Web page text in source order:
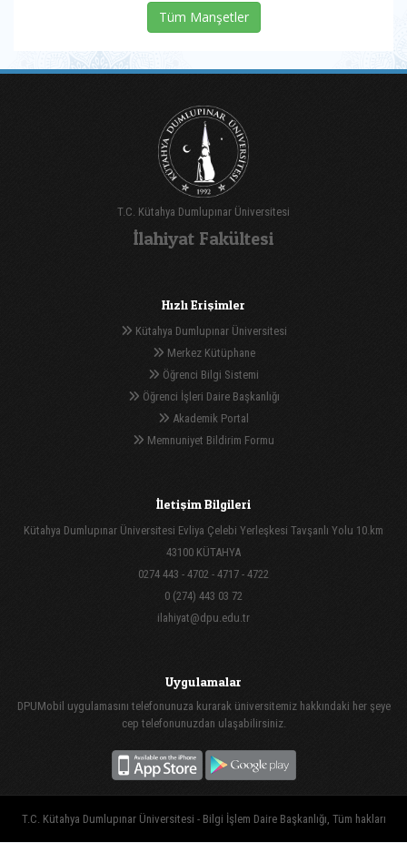
Tüm Manşetler
T.C. Kütahya Dumlupınar Üniversitesi
İlahiyat Fakültesi
Hızlı Erişimler
Kütahya Dumlupınar Üniversitesi
Merkez Kütüphane
Öğrenci Bilgi Sistemi
Öğrenci İşleri Daire Başkanlığı
Akademik Portal
Memnuniyet Bildirim Formu
İletişim Bilgileri
Kütahya Dumlupınar Üniversitesi Evliya Çelebi Yerleşkesi Tavşanlı Yolu 10.km
43100 KÜTAHYA
0274 443 - 4702 - 4717 - 4722
0 (274) 443 03 72
ilahiyat@dpu.edu.tr
Uygulamalar
DPUMobil uygulamasını telefonunuza kurarak üniversitemiz hakkındaki her şeye
cep telefonunuzdan ulaşabilirsiniz.
T.C. Kütahya Dumlupınar Üniversitesi - Bilgi İşlem Daire Başkanlığı, Tüm hakları